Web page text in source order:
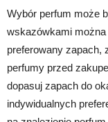
Wybór perfum może
wskazówkami można
preferowany zapach,
perfumy przed
dopasuj zapach do
indywidualnych